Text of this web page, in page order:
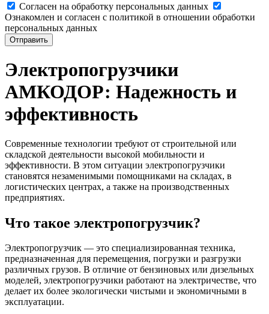
Cогласен на обработку персональных данных
Ознакомлен и согласен с политикой в отношении обработки
персональных данных
Отправить
Электропогрузчики
АМКОДОР: Надежность и
эффективность
Современные технологии требуют от строительной или
складской деятельности высокой мобильности и
эффективности. В этом ситуации электропогрузчики
становятся незаменимыми помощниками на складах, в
логистических центрах, а также на производственных
предприятиях.
Что такое электропогрузчик?
Электропогрузчик — это специализированная техника,
предназначенная для перемещения, погрузки и разгрузки
различных грузов. В отличие от бензиновых или дизельных
моделей, электропогрузчики работают на электричестве, что
делает их более экологически чистыми и экономичными в
эксплуатации.